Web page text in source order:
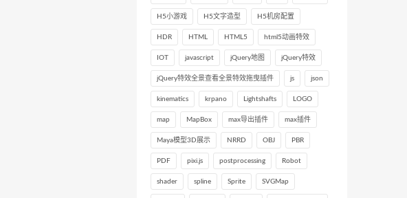
H5小游戏 H5文字造型 H5机房配置
HDR HTML HTML5 html5动画特效
IOT javascript jQuery地图 jQuery特效
jQuery特效全景查看全景特效拖曳插件 js json
kinematics krpano Lightshafts LOGO
map MapBox max导出插件 max插件
Maya模型3D展示 NRRD OBJ PBR
PDF pixi.js postprocessing Robot
shader spline Sprite SVGMap